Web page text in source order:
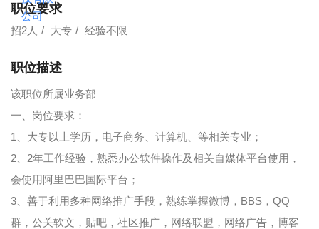
职位要求
招2人 大专 经验不限
职位描述
该职位所属业务部
一、岗位要求：
1、大专以上学历，电子商务、计算机、等相关专业；
2、2年工作经验，熟悉办公软件操作及相关自媒体平台使用，
会使用阿里巴巴国际平台；
3、善于利用多种网络推广手段，熟练掌握微博，BBS，QQ
群，公关软文，贴吧，社区推广，网络联盟，网络广告，博客